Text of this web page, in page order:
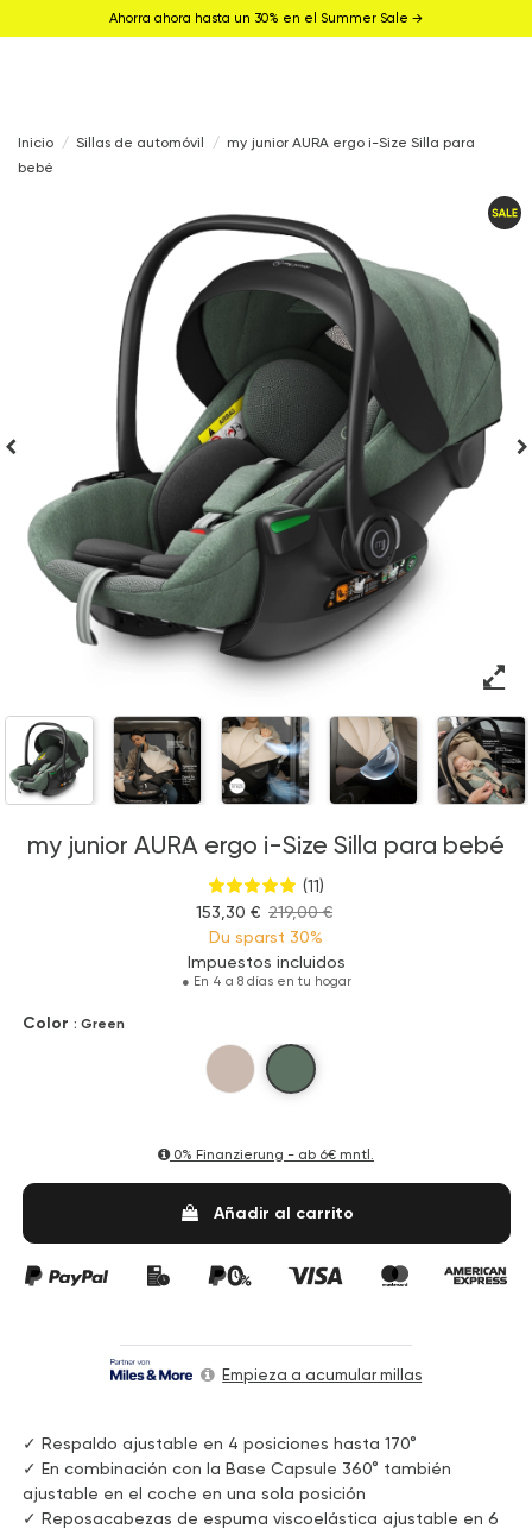
Ahorra ahora hasta un 30% en el Summer Sale →
Inicio Sillas de automóvil
my junior AURA ergo i-Size Silla para
bebé
my junior AURA ergo i-Size Silla para bebé
(11)
153,30 € 219,00 €
Du sparst 30%
Impuestos incluidos
● En 4 a 8 días en tu hogar
Color : Green
Beige Green
0% Finanzierung - ab 6€ mntl.
Añadir al carrito
Empieza a acumular millas
✓ Respaldo ajustable en 4 posiciones hasta 170°
✓ En combinación con la Base Capsule 360° también
ajustable en el coche en una sola posición
✓ Reposacabezas de espuma viscoelástica ajustable en 6